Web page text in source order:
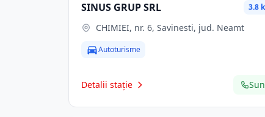
SINUS GRUP SRL 3.8
CHIMIEI, nr. 6, Savinesti, jud. Neamt
Autoturisme
Detalii stație